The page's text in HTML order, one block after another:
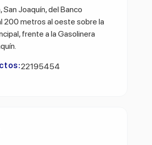
San Joaquín, del Banco
200 metros al oeste sobre la
frente a la Gasolinera
22195454